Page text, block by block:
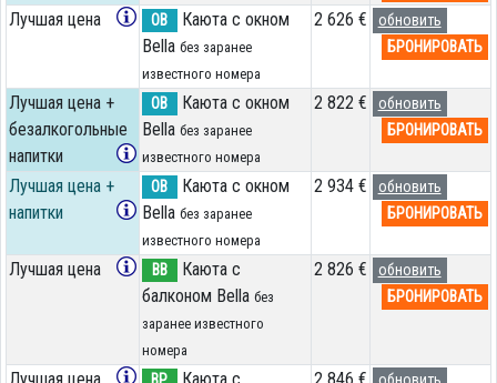
Лучшая цена OB
Каюта с окном
Bella без заранее
известного номера
2 626 €
обновить
БРОНИРОВАТЬ
Лучшая цена +
безалкогольные
напитки
OB
Каюта с окном
Bella без заранее
известного номера
2 822 €
обновить
БРОНИРОВАТЬ
Лучшая цена +
напитки
OB
Каюта с окном
Bella без заранее
известного номера
2 934 €
обновить
БРОНИРОВАТЬ
Лучшая цена BB
Каюта с
балконом Bella без
заранее известного
номера
2 826 €
обновить
БРОНИРОВАТЬ
Лучшая цена BP Каюта с 2 846 €